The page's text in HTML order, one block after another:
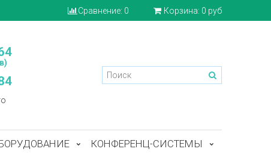
Сравнение: 0 Корзина: 0 руб
КОНФЕРЕНЦ-СИСТЕМЫ